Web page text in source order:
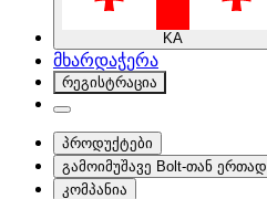
KA
მხარდაჭერა
რეგისტრაცია
პროდუქტები
გამოიმუშავე Bolt-თან ერთად
კომპანია